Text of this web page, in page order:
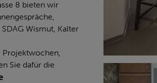
8 bieten wir
Wismut, Kalter
Projektwochen,
Sie dafür die